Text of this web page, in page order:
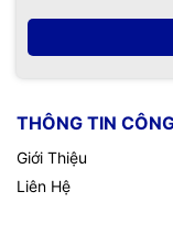
THÔNG TIN
Giới Thiệu
Liên Hệ